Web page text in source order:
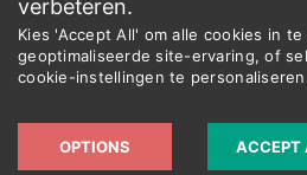
verbeteren.
Kies 'Accept All' om alle cookies in
geoptimaliseerde site-ervaring, of
cookie-instellingen te
OPTIONS ACCEPT
Maritieme Recruitment
©2026JobWave — A
CookiesPrivacy